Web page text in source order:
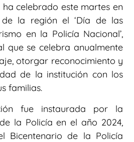
celebrado este martes en
de la región el ‘Día de las
en la Policía Nacional’,
que se celebra anualmente
otorgar reconocimiento y
de la institución con los
familias.
fue instaurada por la
la Policía en el año 2024,
Bicentenario de la Policía